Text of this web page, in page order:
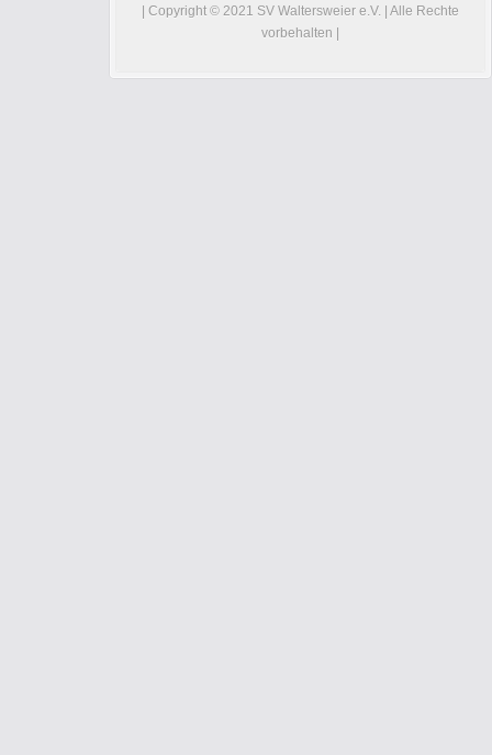
| Copyright © 2021 SV Waltersweier e.V. | Alle Rechte
vorbehalten |